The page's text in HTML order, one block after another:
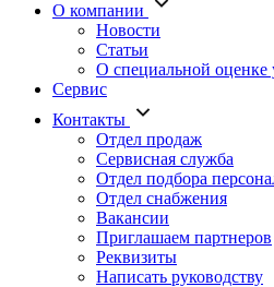
О компании
Новости
Статьи
О специальной оценке
Сервис
Контакты
Отдел продаж
Сервисная служба
Отдел подбора
Отдел снабжения
Вакансии
Приглашаем партнеров
Реквизиты
Написать руководству